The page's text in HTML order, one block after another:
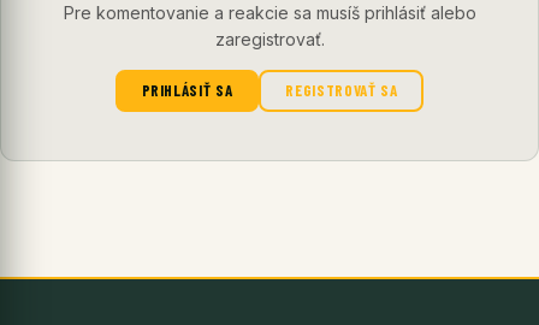
Pre komentovanie a reakcie sa musíš prihlásiť alebo
zaregistrovať.
PRIHLÁSIŤ SA REGISTROVAŤ SA